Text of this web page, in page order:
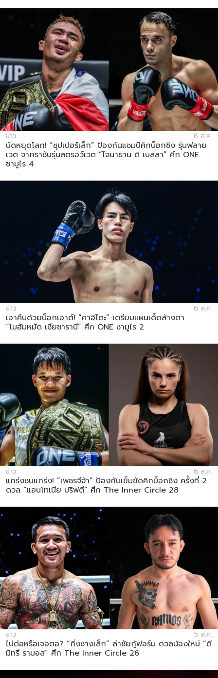
ข่าว 6 ส.ค.
นัดหยุดโลก! “ซุปเปอร์เล็ก” ป้องกันแชมป์คิกบ็อกซิง รุ่นฟลาย
เวต จากราชันรุ่นสตรอว์เวต “โจนาธาน ดิ เบลลา” ศึก ONE
ซามูไร 4
ข่าว 6 ส.ค.
เอาคืนด้วยน็อกเอาต์! “คาอิโตะ” เตรียมแผนเด็ดล้างตา
“โมฮัมหมัด เซียซารานี” ศึก ONE ซามูไร 2
ข่าว 6 ส.ค.
แกร่งชนแกร่ง! “เพชรจีจ้า” ป้องกันเข็มขัดคิกบ็อกซิง ครั้งที่ 2
ดวล “แอนโทเนีย ปริฟตี” ศึก The Inner Circle 28
ข่าว 5 ส.ค.
ไปต่อหรือเจอตอ? “กิ่งซางเล็ก” ล่าชัยกู้ฟอร์ม ดวลน้องใหม่ “ดี
มิทรี รามอส” ศึก The Inner Circle 26